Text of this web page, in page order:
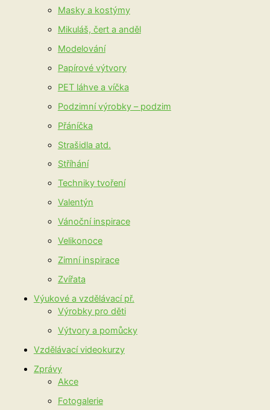
Masky a kostýmy
Mikuláš, čert a anděl
Modelování
Papírové výtvory
PET láhve a víčka
Podzimní výrobky – podzim
Přáníčka
Strašidla atd.
Stříhání
Techniky tvoření
Valentýn
Vánoční inspirace
Velikonoce
Zimní inspirace
Zvířata
Výukové a vzdělávací př.
Výrobky pro děti
Výtvory a pomůcky
Vzdělávací videokurzy
Zprávy
Akce
Fotogalerie